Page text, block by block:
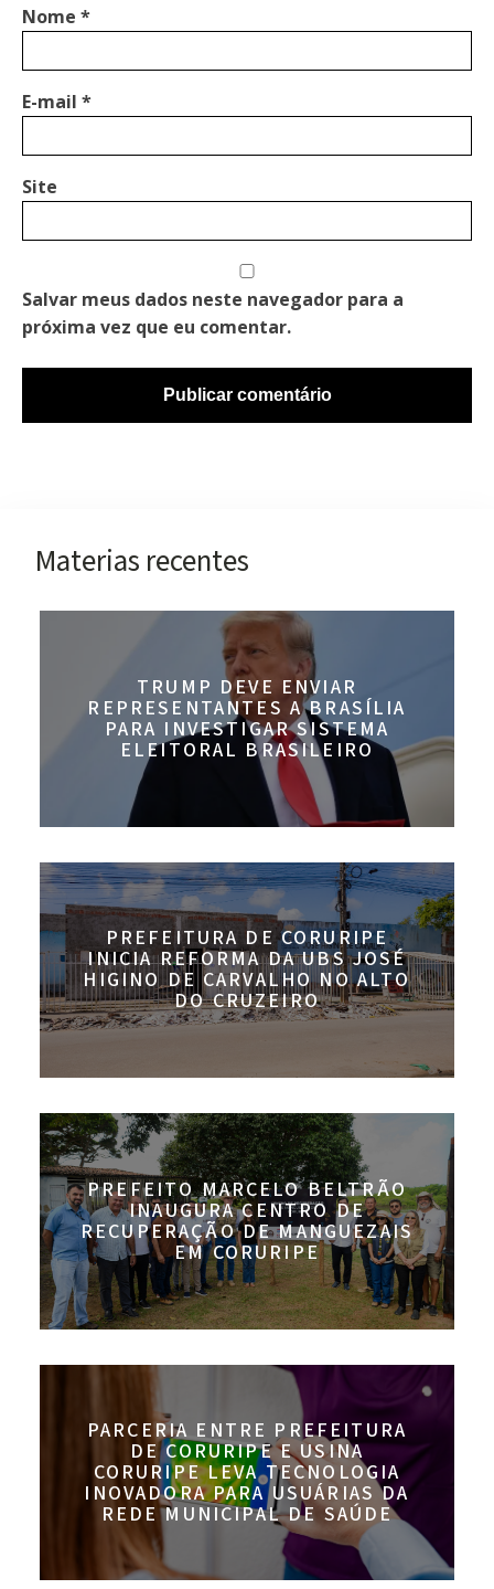
Nome *
E-mail *
Site
Salvar meus dados neste navegador para a
próxima vez que eu comentar.
Materias recentes
TRUMP DEVE ENVIAR
REPRESENTANTES A BRASÍLIA
PARA INVESTIGAR SISTEMA
ELEITORAL BRASILEIRO
PREFEITURA DE CORURIPE
INICIA REFORMA DA UBS JOSÉ
HIGINO DE CARVALHO NO ALTO
DO CRUZEIRO
PREFEITO MARCELO BELTRÃO
INAUGURA CENTRO DE
RECUPERAÇÃO DE MANGUEZAIS
EM CORURIPE
PARCERIA ENTRE PREFEITURA
DE CORURIPE E USINA
CORURIPE LEVA TECNOLOGIA
INOVADORA PARA USUÁRIAS DA
REDE MUNICIPAL DE SAÚDE